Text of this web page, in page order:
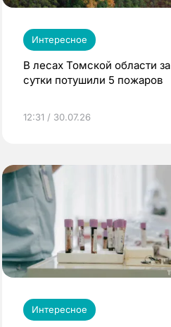
Интересное
В лесах Томской области за
сутки потушили 5 пожаров
12:31 / 30.07.26
Интересное